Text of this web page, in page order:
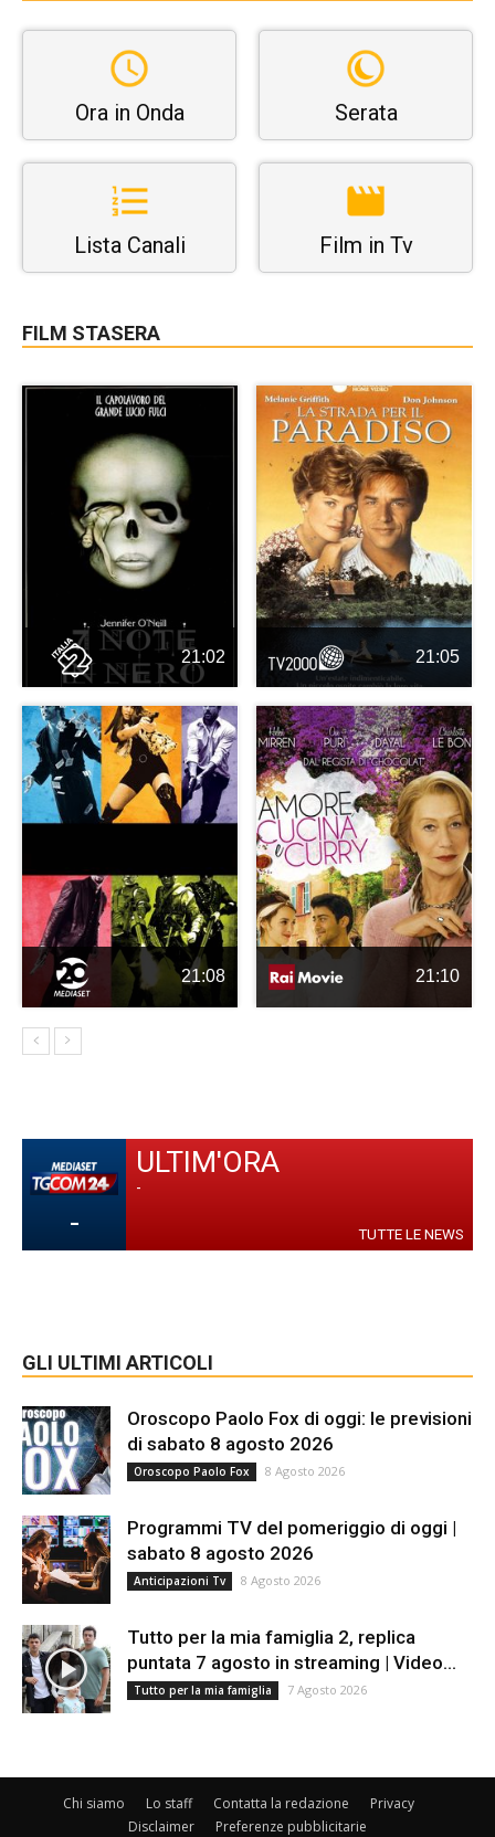
Ora in Onda Serata
Lista Canali Film in Tv
FILM STASERA
21:02 21:05
21:08 21:10
-
ULTIM'ORA
-
TUTTE LE NEWS
GLI ULTIMI ARTICOLI
Oroscopo Paolo Fox di oggi: le previsioni
di sabato 8 agosto 2026
Oroscopo Paolo Fox 8 Agosto 2026
Programmi TV del pomeriggio di oggi |
sabato 8 agosto 2026
Anticipazioni Tv 8 Agosto 2026
Tutto per la mia famiglia 2, replica
puntata 7 agosto in streaming | Video...
Tutto per la mia famiglia 7 Agosto 2026
Chi siamo Lo staff Contatta la redazione
Privacy
Disclaimer
Preferenze pubblicitarie